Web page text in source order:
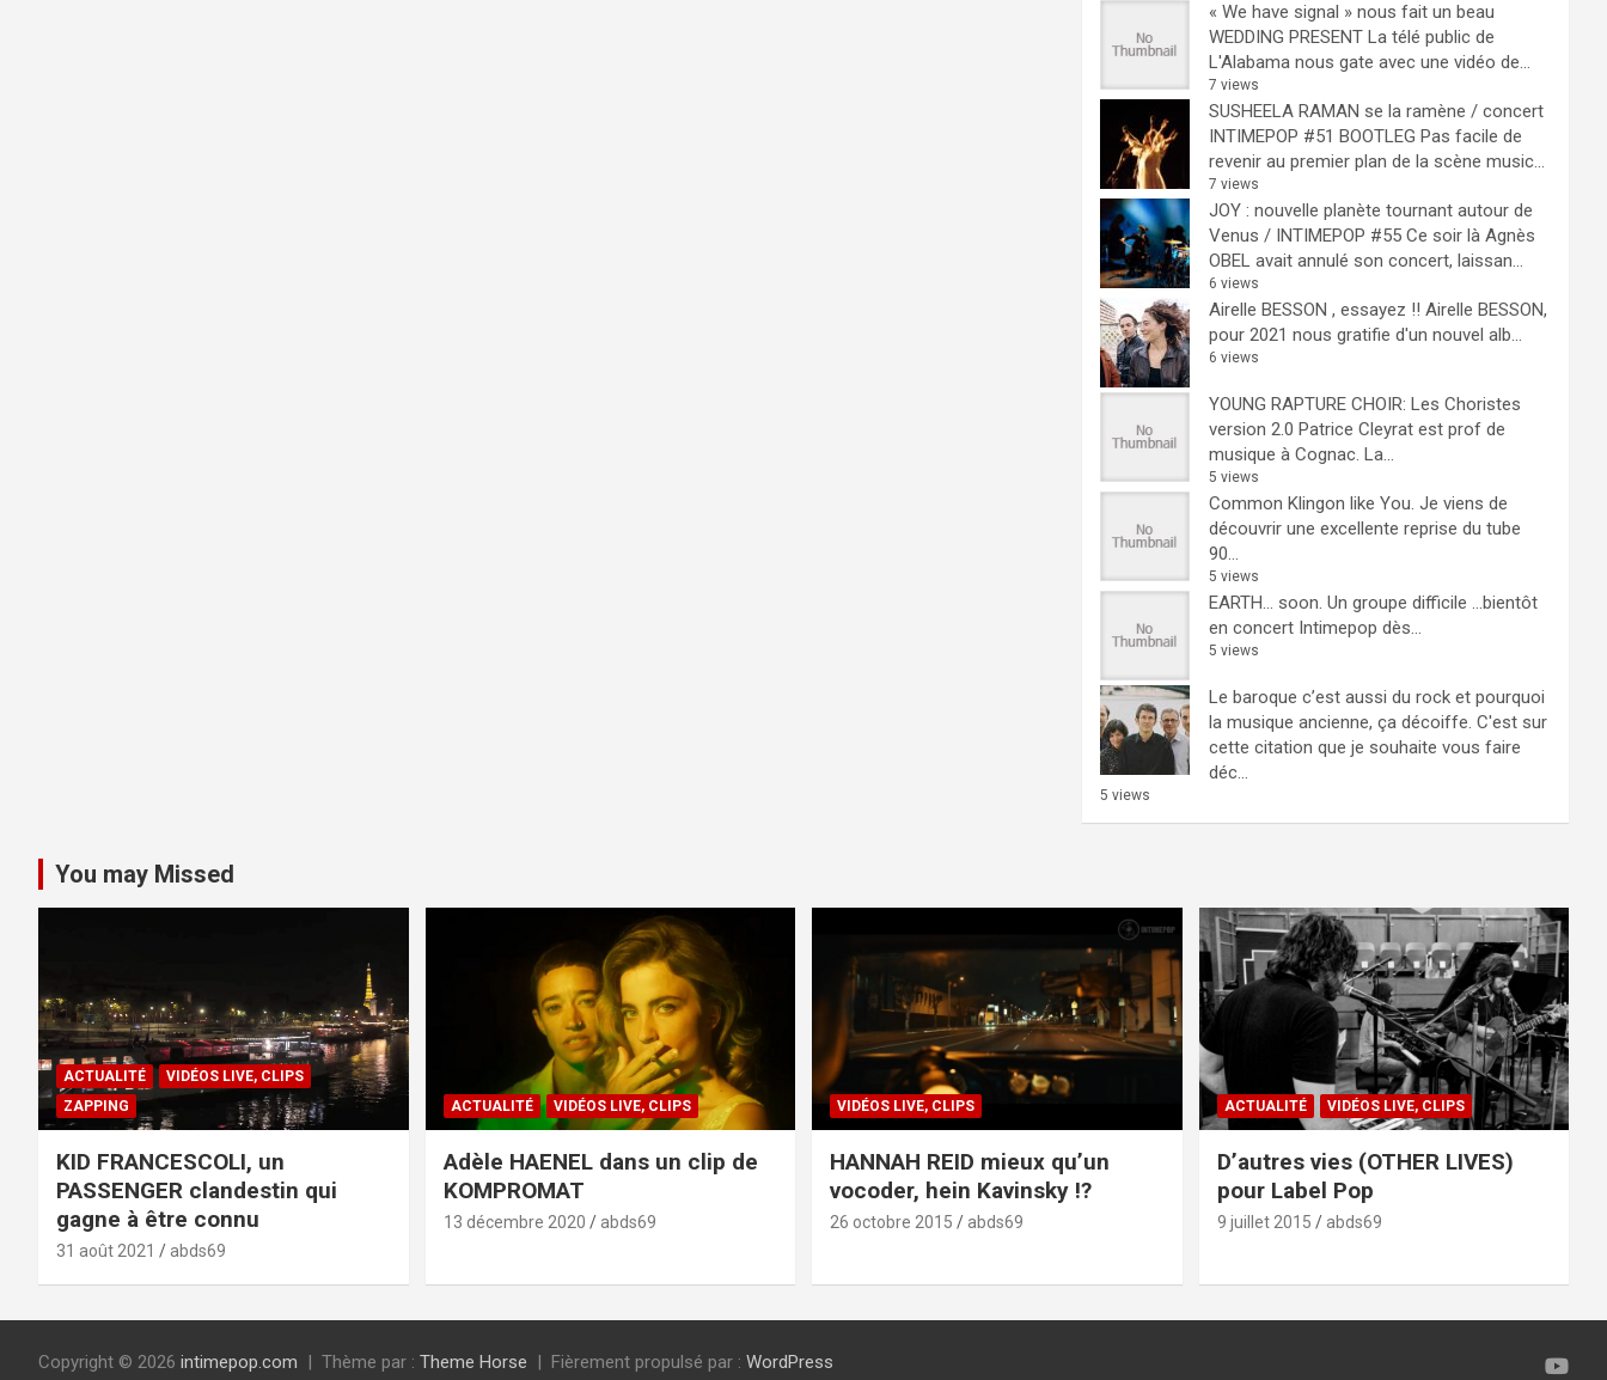
« We have signal » nous fait un beau
WEDDING PRESENT La télé public de
L'Alabama nous gate avec une vidéo de...
7 views
SUSHEELA RAMAN se la ramène / concert
INTIMEPOP #51 BOOTLEG Pas facile de
revenir au premier plan de la scène music...
7 views
JOY : nouvelle planète tournant autour de
Venus / INTIMEPOP #55 Ce soir là Agnès
OBEL avait annulé son concert, laissan...
6 views
Airelle BESSON , essayez !! Airelle BESSON,
pour 2021 nous gratifie d'un nouvel alb...
6 views
YOUNG RAPTURE CHOIR: Les Choristes
version 2.0 Patrice Cleyrat est prof de
musique à Cognac. La...
5 views
Common Klingon like You. Je viens de
découvrir une excellente reprise du tube
90...
5 views
EARTH… soon. Un groupe difficile ...bientôt
en concert Intimepop dès...
5 views
Le baroque c’est aussi du rock et pourquoi
la musique ancienne, ça décoiffe. C'est sur
cette citation que je souhaite vous faire
déc...
5 views
You may Missed
ACTUALITÉ
VIDÉOS LIVE, CLIPS
ZAPPING
KID FRANCESCOLI, un
PASSENGER clandestin qui
gagne à être connu
31 août 2021 abds69
ACTUALITÉ VIDÉOS LIVE, CLIPS
Adèle HAENEL dans un clip de
KOMPROMAT
13 décembre 2020 abds69
VIDÉOS LIVE, CLIPS
HANNAH REID mieux qu’un
vocoder, hein Kavinsky !?
26 octobre 2015 abds69
ACTUALITÉ VIDÉOS LIVE, CLIPS
D’autres vies (OTHER LIVES)
pour Label Pop
9 juillet 2015 abds69
Copyright © 2026 intimepop.com Thème par : Theme Horse Fièrement propulsé par : WordPress